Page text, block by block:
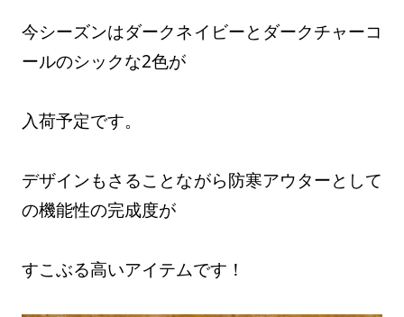
今シーズンはダークネイビーとダークチャーコ
ールのシックな2色が
入荷予定です。
デザインもさることながら防寒アウターとして
の機能性の完成度が
すこぶる高いアイテムです！